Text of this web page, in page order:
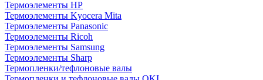
Термоэлементы HP
Термоэлементы Kyocera Mita
Термоэлементы Panasonic
Термоэлементы Ricoh
Термоэлементы Samsung
Термоэлементы Sharp
Термопленки/тефлоновые валы